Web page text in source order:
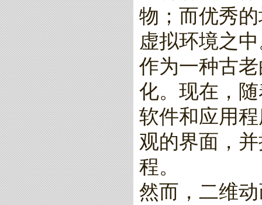
物；而优秀
虚拟环境之
作为一种古
化。现在，
软件和应用
观的界面，
程。
然而，二维